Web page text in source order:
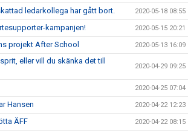
ledarkollega har gått bort. 2020-05-18 08:55
kampanjen! 2020-05-15 20:21
projekt After School 2020-05-13 16:09
eller vill du skänka det till
2020-04-29 09:25
2020-04-25 07:04
Hansen 2020-04-22 12:23
ÄFF 2020-04-22 08:15